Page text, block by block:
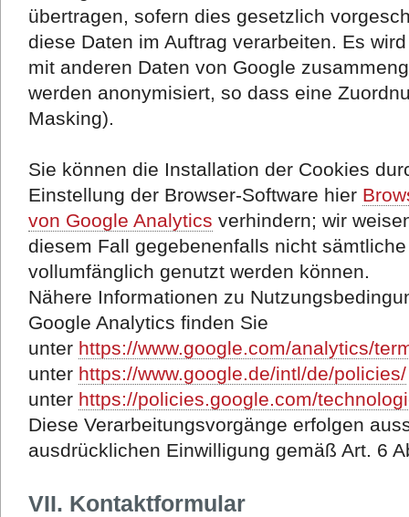
übertragen, sofern dies gesetzlich
diese Daten im Auftrag verarbeiten. Es
mit anderen Daten von Google
werden anonymisiert, so dass eine
Masking).
Sie können die Installation der Cookies
Einstellung der Browser-Software hier
von Google Analytics verhindern; wir
diesem Fall gegebenenfalls nicht
vollumfänglich genutzt werden können.
Nähere Informationen zu
Google Analytics finden Sie
unter https://www.google.com/analytics/
unter https://www.google.de/intl/de/policies/
unter https://policies.google.com/
Diese Verarbeitungsvorgänge erfolgen
ausdrücklichen Einwilligung gemäß Art. 6
VII. Kontaktformular